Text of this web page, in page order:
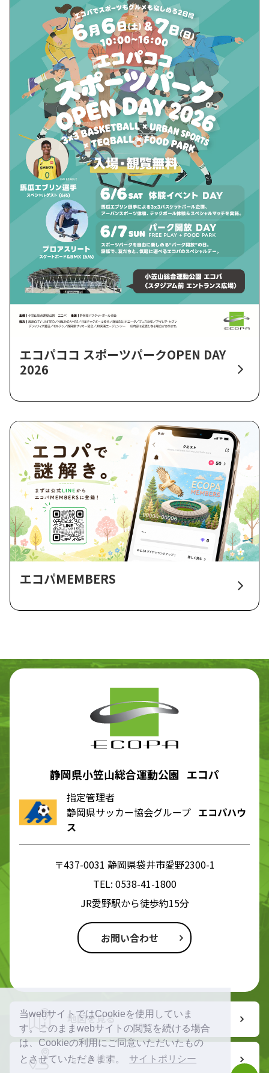
当webサイトではCookieを使用していま
す。このままwebサイトの閲覧を続ける場合
は、Cookieの利用にご同意いただいたもの
とさせていただきます。
サイトポリシー
エコパココ スポーツパークOPEN DAY
2026
エコパMEMBERS
静岡県小笠山総合運動公園 エコパ
指定管理者
静岡県サッカー協会グループ エコパハウ
ス
〒437-0031 静岡県袋井市愛野2300-1
TEL: 0538-41-1800
JR愛野駅から徒歩約15分
お問い合わせ
地図を見る
ルート検索